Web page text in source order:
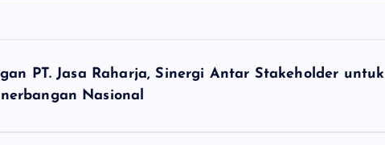
PT. Jasa Raharja, Sinergi Antar Stakeholder untuk
Nasional